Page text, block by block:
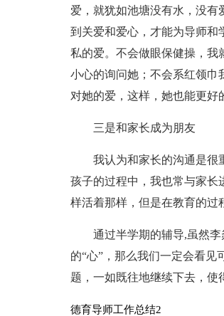
爱，就犹如池塘没有水，没
到关爱和爱心，才能为导师和
私的爱。不会做眼保健操，我
小心的询问她；不会系红领
对她的爱，这样，她也能更好
三是和家长成为朋友
我认为和家长的沟通是很
孩子的过程中，我也常与家长
样活着那样，但是在教育的过
通过半学期的辅导,虽然
的“心”，那么我们一定会看
题，一如既往地继续下去，使
德育导师工作总结2